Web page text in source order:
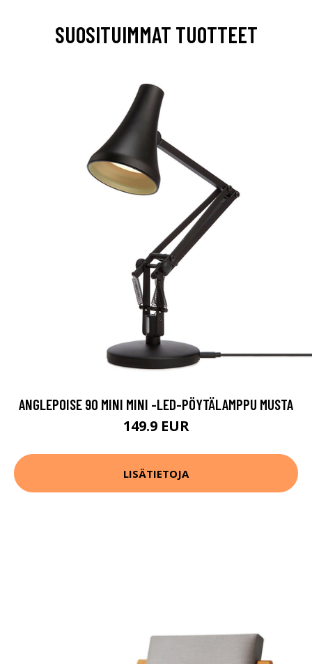
SUOSITUIMMAT TUOTTEET
ANGLEPOISE 90 MINI MINI -LED-PÖYTÄLAMPPU MUSTA
149.9 EUR
LISÄTIETOJA